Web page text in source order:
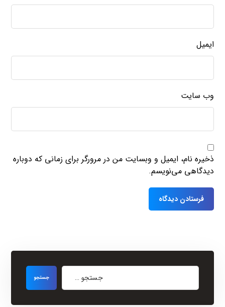
ایمیل
وب‌ سایت
ذخیره نام، ایمیل و وبسایت من در مرورگر برای زمانی که دوباره
دیدگاهی می‌نویسم.